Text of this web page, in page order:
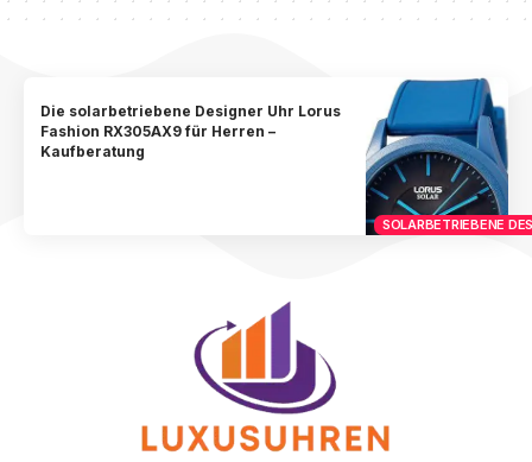
SOLARBETRIEBENE
Die solarbetriebene Designer Uhr Lorus
Fashion RX305AX9 für Herren –
Kaufberatung